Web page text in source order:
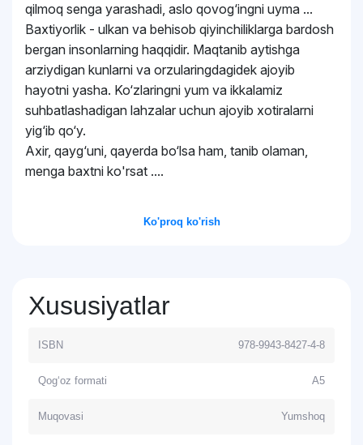
qilmoq senga yarashadi, aslo qovog‘ingni uyma ...
Baxtiyorlik - ulkan va behisob qiyinchiliklarga bardosh
bergan insonlarning haqqidir. Maqtanib aytishga
arziydigan kunlarni va orzularingdagidek ajoyib
hayotni yasha. Ko‘zlaringni yum va ikkalamiz
suhbatlashadigan lahzalar uchun ajoyib xotiralarni
yig‘ib qo‘y.
Axir, qayg‘uni, qayerda bo‘lsa ham, tanib olaman,
menga baxtni ko'rsat ....
Ko'proq ko'rish
Xususiyatlar
ISBN 978-9943-8427-4-8
Qog‘oz formati A5
Muqovasi Yumshoq